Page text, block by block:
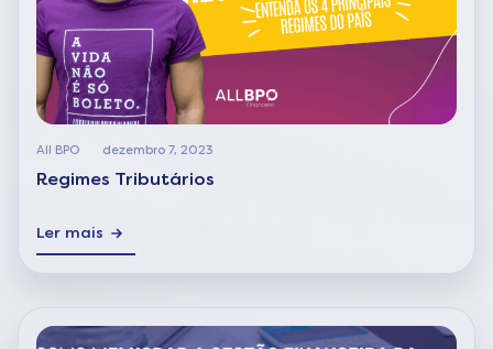
All BPO dezembro 7, 2023
Regimes Tributários
Ler mais